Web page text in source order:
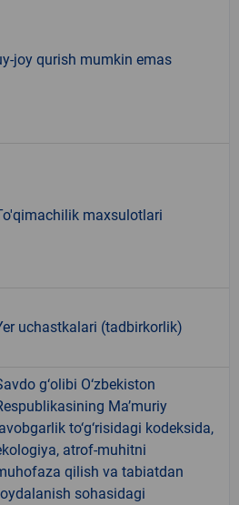
joy qurish mumkin emas
maxsulotlari
uchastkalari (tadbirkorlik)
g‘olibi O‘zbekiston
Ma’muriy
to‘g‘risidagi kodeksida,
atrof-muhitni
qilish va tabiatdan
sohasidagi